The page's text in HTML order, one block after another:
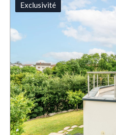
Exclusivité